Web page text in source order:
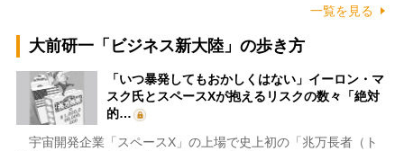
一覧を見る
大前研一「ビジネス新大陸」の歩き方
「いつ暴発してもおかしくはない」イーロン・マ
スク氏とスペースXが抱えるリスクの数々「絶対
的…
宇宙開発企業「スペースX」の上場で史上初の「兆万長者（ト